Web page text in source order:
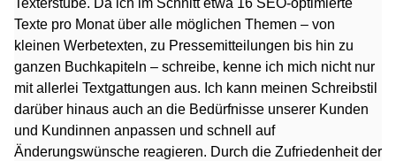
Texterstube. Da ich im Schnitt etwa 16 SEO-optimierte
Texte pro Monat über alle möglichen Themen – von
kleinen Werbetexten, zu Pressemitteilungen bis hin zu
ganzen Buchkapiteln – schreibe, kenne ich mich nicht nur
mit allerlei Textgattungen aus. Ich kann meinen Schreibstil
darüber hinaus auch an die Bedürfnisse unserer Kunden
und Kundinnen anpassen und schnell auf
Änderungswünsche reagieren. Durch die Zufriedenheit der